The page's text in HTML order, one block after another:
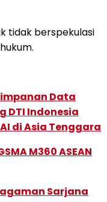
tidak berspekulasi
Data
DTI Indonesia
di Asia Tenggara
M360 ASEAN
Sarjana